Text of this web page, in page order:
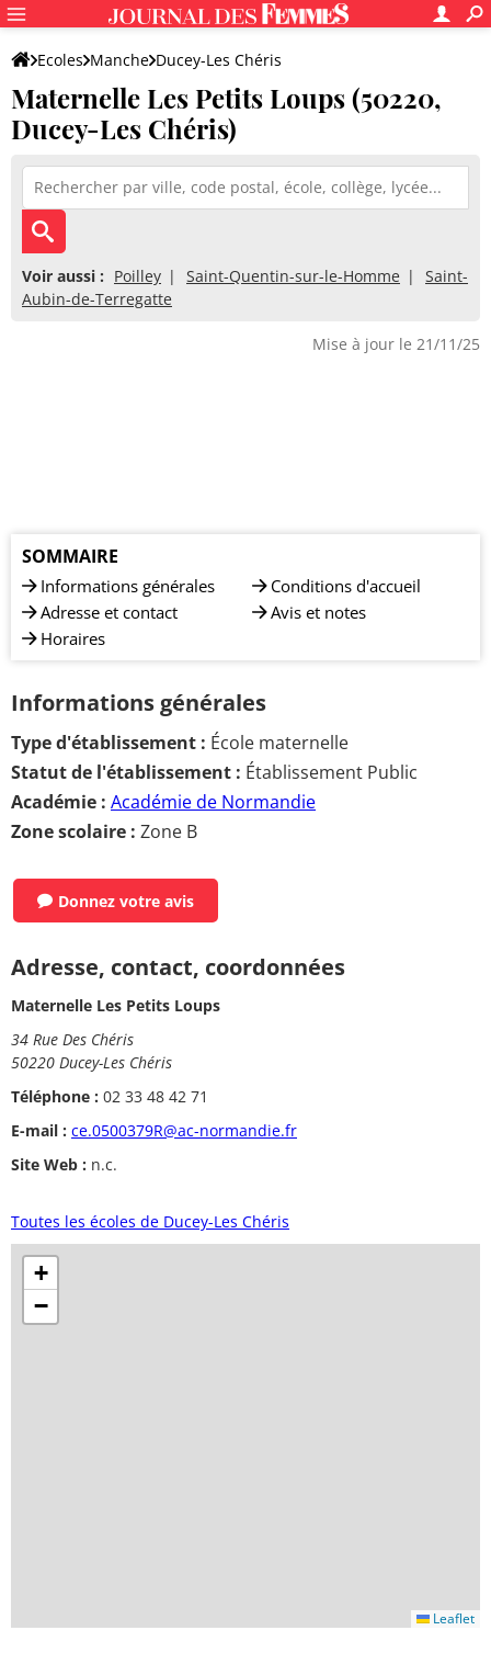
Ecoles Manche Ducey-Les Chéris
Maternelle Les Petits Loups
Maternelle Les Petits Loups (50220,
Ducey-Les Chéris)
Voir aussi : Poilley Saint-Quentin-sur-le-Homme
Saint-
Aubin-de-Terregatte
Mise à jour le 21/11/25
SOMMAIRE
Informations générales
Adresse et contact
Horaires
Conditions d'accueil
Avis et notes
Informations générales
Type d'établissement : École maternelle
Statut de l'établissement : Établissement Public
Académie : Académie de Normandie
Zone scolaire : Zone B
Donnez votre avis
Adresse, contact, coordonnées
Maternelle Les Petits Loups
34 Rue Des Chéris
50220 Ducey-Les Chéris
Téléphone : 02 33 48 42 71
E-mail : ce.0500379R@ac-normandie.fr
Site Web : n.c.
Toutes les écoles de Ducey-Les Chéris
+
−
Leaflet